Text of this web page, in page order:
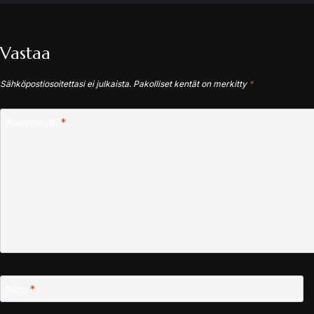
Vastaa
Sähköpostiosoitettasi ei julkaista. Pakolliset kentät on merkitty *
*
*